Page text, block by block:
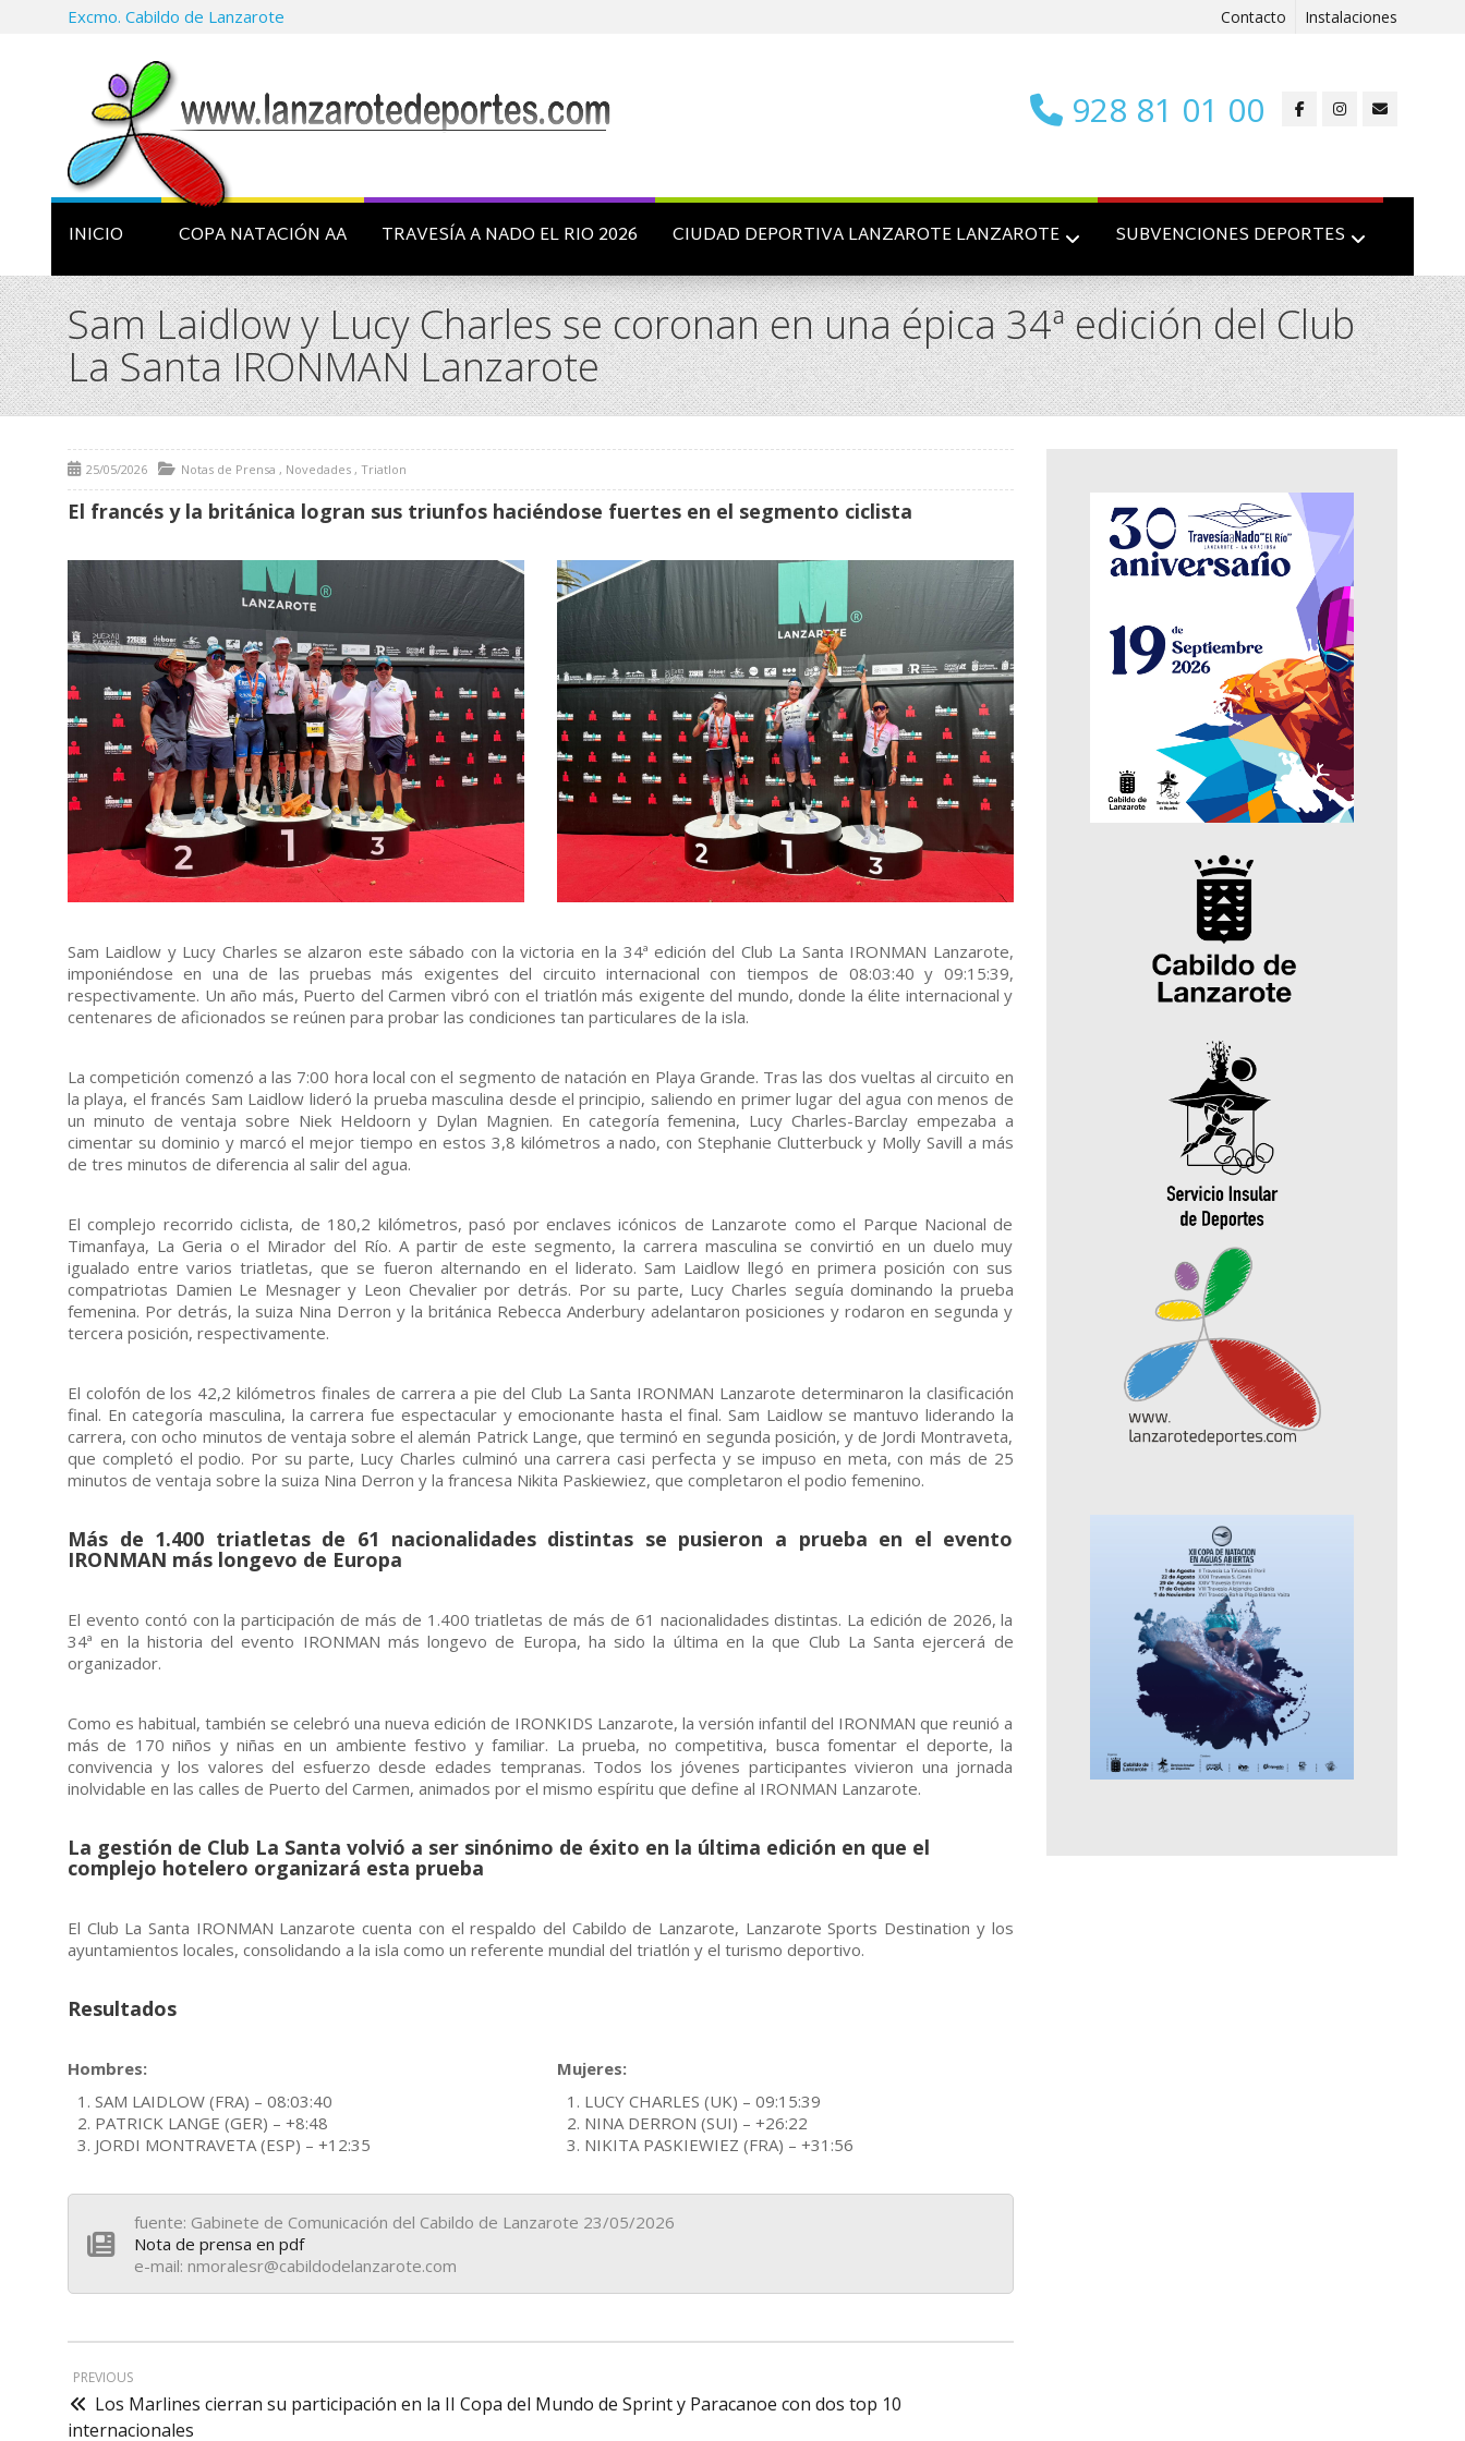
Excmo. Cabildo de Lanzarote Contacto Instalaciones
928 81 01 00
INICIO COPA NATACIÓN AA TRAVESÍA A NADO EL RIO 2026 CIUDAD DEPORTIVA LANZAROTE LANZAROTE SUBVENCIONES DEPORTES
Sam Laidlow y Lucy Charles se coronan en una épica 34ª edición del Club
La Santa IRONMAN Lanzarote
25/05/2026 Notas de Prensa , Novedades , Triatlon
El francés y la británica logran sus triunfos haciéndose fuertes en el segmento ciclista
Sam Laidlow y Lucy Charles se alzaron este sábado con la victoria en la 34ª edición del Club La Santa IRONMAN Lanzarote,
imponiéndose en una de las pruebas más exigentes del circuito internacional con tiempos de 08:03:40 y 09:15:39,
respectivamente. Un año más, Puerto del Carmen vibró con el triatlón más exigente del mundo, donde la élite internacional y
centenares de aficionados se reúnen para probar las condiciones tan particulares de la isla.
La competición comenzó a las 7:00 hora local con el segmento de natación en Playa Grande. Tras las dos vueltas al circuito en
la playa, el francés Sam Laidlow lideró la prueba masculina desde el principio, saliendo en primer lugar del agua con menos de
un minuto de ventaja sobre Niek Heldoorn y Dylan Magnien. En categoría femenina, Lucy Charles-Barclay empezaba a
cimentar su dominio y marcó el mejor tiempo en estos 3,8 kilómetros a nado, con Stephanie Clutterbuck y Molly Savill a más
de tres minutos de diferencia al salir del agua.
El complejo recorrido ciclista, de 180,2 kilómetros, pasó por enclaves icónicos de Lanzarote como el Parque Nacional de
Timanfaya, La Geria o el Mirador del Río. A partir de este segmento, la carrera masculina se convirtió en un duelo muy
igualado entre varios triatletas, que se fueron alternando en el liderato. Sam Laidlow llegó en primera posición con sus
compatriotas Damien Le Mesnager y Leon Chevalier por detrás. Por su parte, Lucy Charles seguía dominando la prueba
femenina. Por detrás, la suiza Nina Derron y la británica Rebecca Anderbury adelantaron posiciones y rodaron en segunda y
tercera posición, respectivamente.
El colofón de los 42,2 kilómetros finales de carrera a pie del Club La Santa IRONMAN Lanzarote determinaron la clasificación
final. En categoría masculina, la carrera fue espectacular y emocionante hasta el final. Sam Laidlow se mantuvo liderando la
carrera, con ocho minutos de ventaja sobre el alemán Patrick Lange, que terminó en segunda posición, y de Jordi Montraveta,
que completó el podio. Por su parte, Lucy Charles culminó una carrera casi perfecta y se impuso en meta, con más de 25
minutos de ventaja sobre la suiza Nina Derron y la francesa Nikita Paskiewiez, que completaron el podio femenino.
Más de 1.400 triatletas de 61 nacionalidades distintas se pusieron a prueba en el evento
IRONMAN más longevo de Europa
El evento contó con la participación de más de 1.400 triatletas de más de 61 nacionalidades distintas. La edición de 2026, la
34ª en la historia del evento IRONMAN más longevo de Europa, ha sido la última en la que Club La Santa ejercerá de
organizador.
Como es habitual, también se celebró una nueva edición de IRONKIDS Lanzarote, la versión infantil del IRONMAN que reunió a
más de 170 niños y niñas en un ambiente festivo y familiar. La prueba, no competitiva, busca fomentar el deporte, la
convivencia y los valores del esfuerzo desde edades tempranas. Todos los jóvenes participantes vivieron una jornada
inolvidable en las calles de Puerto del Carmen, animados por el mismo espíritu que define al IRONMAN Lanzarote.
La gestión de Club La Santa volvió a ser sinónimo de éxito en la última edición en que el
complejo hotelero organizará esta prueba
El Club La Santa IRONMAN Lanzarote cuenta con el respaldo del Cabildo de Lanzarote, Lanzarote Sports Destination y los
ayuntamientos locales, consolidando a la isla como un referente mundial del triatlón y el turismo deportivo.
Resultados
Hombres:
SAM LAIDLOW (FRA) – 08:03:40
PATRICK LANGE (GER) – +8:48
JORDI MONTRAVETA (ESP) – +12:35
Mujeres:
LUCY CHARLES (UK) – 09:15:39
NINA DERRON (SUI) – +26:22
NIKITA PASKIEWIEZ (FRA) – +31:56
fuente: Gabinete de Comunicación del Cabildo de Lanzarote 23/05/2026
Nota de prensa en pdf
e-mail: nmoralesr@cabildodelanzarote.com
PREVIOUS
Los Marlines cierran su participación en la II Copa del Mundo de Sprint y Paracanoe con dos top 10
internacionales